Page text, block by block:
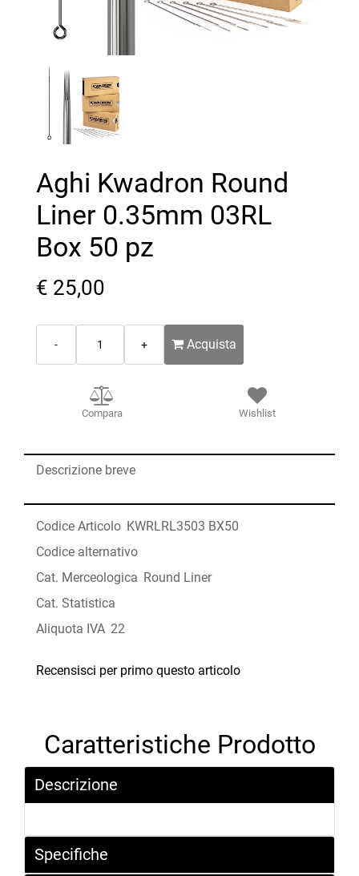
Aghi Kwadron Round
Liner 0.35mm 03RL
Box 50 pz
€ 25,00
Acquista
Compara Wishlist
Descrizione breve
Codice Articolo KWRLRL3503 BX50
Codice alternativo
Cat. Merceologica Round Liner
Cat. Statistica
Aliquota IVA 22
Recensisci per primo questo articolo
Caratteristiche Prodotto
Descrizione
Specifiche